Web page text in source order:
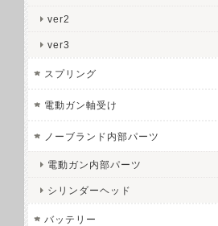
ver2
ver3
スプリング
電動ガン軸受け
ノーブランド内部パーツ
電動ガン内部パーツ
シリンダーヘッド
バッテリー